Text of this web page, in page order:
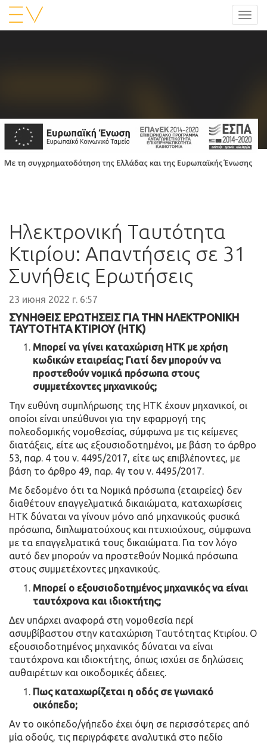
Ηλεκτρονική Ταυτότητα
Κτιρίου: Απαντήσεις σε 31
Συνήθεις Ερωτήσεις
23 июня 2022 г. 6:57
ΣΥΝΗΘΕΙΣ ΕΡΩΤΗΣΕΙΣ ΓΙΑ ΤΗΝ ΗΛΕΚΤΡΟΝΙΚΗ
ΤΑΥΤΟΤΗΤΑ ΚΤΙΡΙΟΥ (ΗΤΚ)
Μπορεί να γίνει καταχώριση ΗΤΚ με χρήση
κωδικών εταιρείας; Γιατί δεν μπορούν να
προστεθούν νομικά πρόσωπα στους
συμμετέχοντες μηχανικούς;
Την ευθύνη συμπλήρωσης της ΗΤΚ έχουν μηχανικοί, οι
οποίοι είναι υπεύθυνοι για την εφαρμογή της
πολεοδομικής νομοθεσίας, σύμφωνα με τις κείμενες
διατάξεις, είτε ως εξουσιοδοτημένοι, με βάση το άρθρο
53, παρ. 4 του ν. 4495/2017, είτε ως επιβλέποντες, με
βάση το άρθρο 49, παρ. 4γ του ν. 4495/2017.
Με δεδομένο ότι τα Νομικά πρόσωπα (εταιρείες) δεν
διαθέτουν επαγγελματικά δικαιώματα, καταχωρίσεις
ΗΤΚ δύναται να γίνουν μόνο από μηχανικούς φυσικά
πρόσωπα, διπλωματούχους και πτυχιούχους, σύμφωνα
με τα επαγγελματικά τους δικαιώματα. Για τον λόγο
αυτό δεν μπορούν να προστεθούν Νομικά πρόσωπα
στους συμμετέχοντες μηχανικούς.
Μπορεί ο εξουσιοδοτημένος μηχανικός να είναι
ταυτόχρονα και ιδιοκτήτης;
Δεν υπάρχει αναφορά στη νομοθεσία περί
ασυμβίβαστου στην καταχώριση Ταυτότητας Κτιρίου. Ο
εξουσιοδοτημένος μηχανικός δύναται να είναι
ταυτόχρονα και ιδιοκτήτης, όπως ισχύει σε δηλώσεις
αυθαιρέτων και οικοδομικές άδειες.
Πως καταχωρίζεται η οδός σε γωνιακό
οικόπεδο;
Αν το οικόπεδο/γήπεδο έχει όψη σε περισσότερες από
μία οδούς, τις περιγράφετε αναλυτικά στο πεδίο